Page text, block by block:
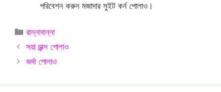
পরিবেশন করুন মজাদার সুইট কর্ন পোলাও।
Categories
রান্নাবান্না
সয়া চান্ক্স পোলাও
জর্দা পোলাও